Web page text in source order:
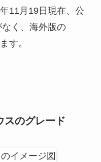
11月19日現在、公
く、海外版の
す。
スのグレード